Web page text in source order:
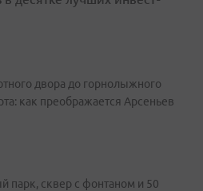
двора до горнолыжного
как преображается Арсеньев
парк, сквер с фонтаном и 50